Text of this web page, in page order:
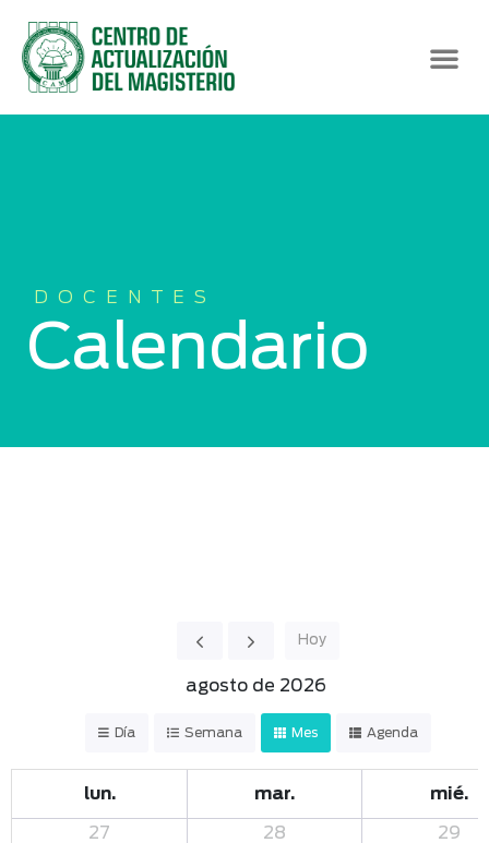
DOCENTES
Calendario
Hoy
agosto de 2026
Día Semana Mes Agenda
lun. mar. mié.
27 28 29